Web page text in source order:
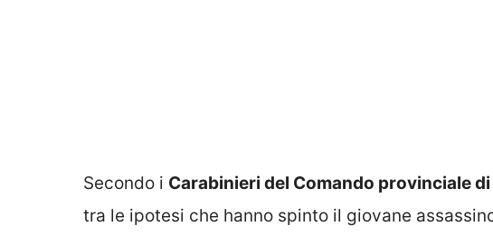
Secondo i Carabinieri del Comando provinciale
tra le ipotesi che hanno spinto il giovane